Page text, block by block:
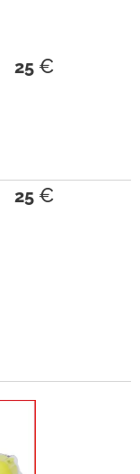
25 €
25 €